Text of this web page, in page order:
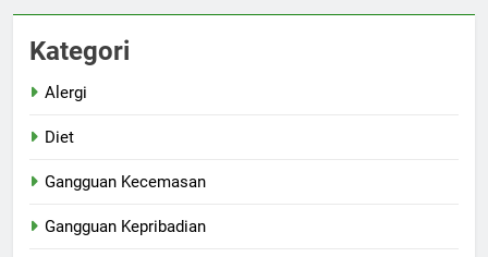
Kategori
Alergi
Diet
Gangguan Kecemasan
Gangguan Kepribadian